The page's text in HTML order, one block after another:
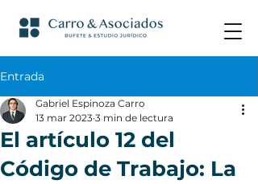
Entrada
El artículo 12 del
Código de Trabajo: La
Gabriel Espinoza Carro
13 mar 2023 3 min de lectura